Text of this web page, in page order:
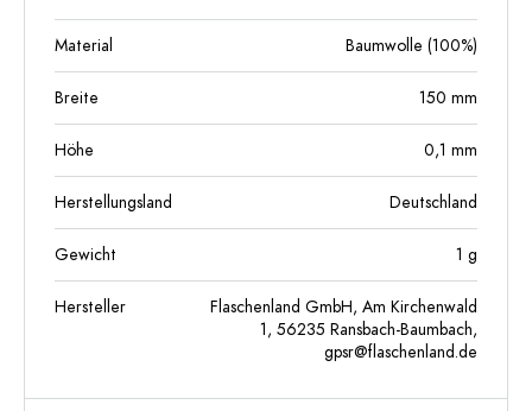
Material Baumwolle (100%)
Breite 150 mm
Höhe 0,1 mm
Herstellungsland Deutschland
Gewicht 1 g
Hersteller
Flaschenland GmbH, Am Kirchenwald
1, 56235 Ransbach-Baumbach,
gpsr@flaschenland.de